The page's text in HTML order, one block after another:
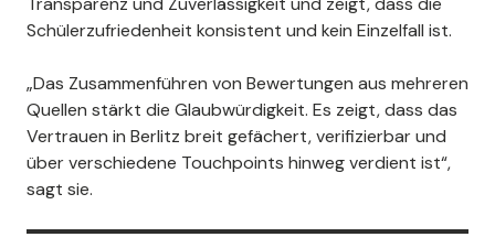
Schülerzufriedenheit konsistent und kein Einzelfall ist.
„Das Zusammenführen von Bewertungen aus mehreren
Quellen stärkt die Glaubwürdigkeit. Es zeigt, dass das
Vertrauen in Berlitz breit gefächert, verifizierbar und
über verschiedene Touchpoints hinweg verdient ist“,
sagt sie.